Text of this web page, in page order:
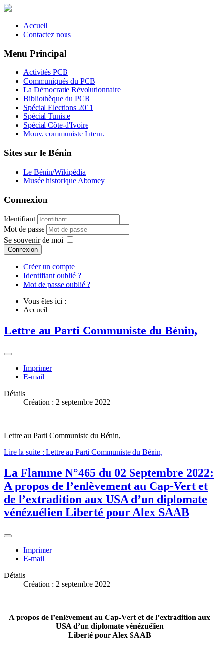
Accueil
Contactez nous
Menu Principal
Activités PCB
Communiqués du PCB
La Démocratie Révolutionnaire
Bibliothèque du PCB
Spécial Elections 2011
Spécial Tunisie
Spécial Côte-d'Ivoire
Mouv. communiste Intern.
Sites sur le Bénin
Le Bénin/Wikipédia
Musée historique Abomey
Connexion
Identifiant
Mot de passe
Se souvenir de moi
Connexion
Créer un compte
Identifiant oublié ?
Mot de passe oublié ?
Vous êtes ici :
Accueil
Lettre au Parti Communiste du Bénin,
Imprimer
E-mail
Détails
Création : 2 septembre 2022
Lettre au Parti Communiste du Bénin,
Lire la suite : Lettre au Parti Communiste du Bénin,
La Flamme N°465 du 02 Septembre 2022:
A propos de l’enlèvement au Cap-Vert et
de l’extradition aux USA d’un diplomate
vénézuélien Liberté pour Alex SAAB
Imprimer
E-mail
Détails
Création : 2 septembre 2022
A propos de l’enlèvement au Cap-Vert et de l’extradition aux
USA d’un diplomate vénézuélien
Liberté pour Alex SAAB